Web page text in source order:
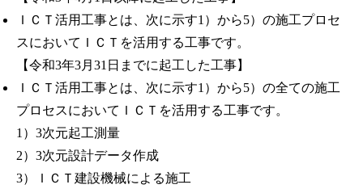
ＩＣＴ活用工事とは、次に示す1）から5）の施工プロセ
スにおいてＩＣＴを活用する工事です。
【令和3年3月31日までに起工した工事】
ＩＣＴ活用工事とは、次に示す1）から5）の全ての施工
プロセスにおいてＩＣＴを活用する工事です。
1）3次元起工測量
2）3次元設計データ作成
3）ＩＣＴ建設機械による施工